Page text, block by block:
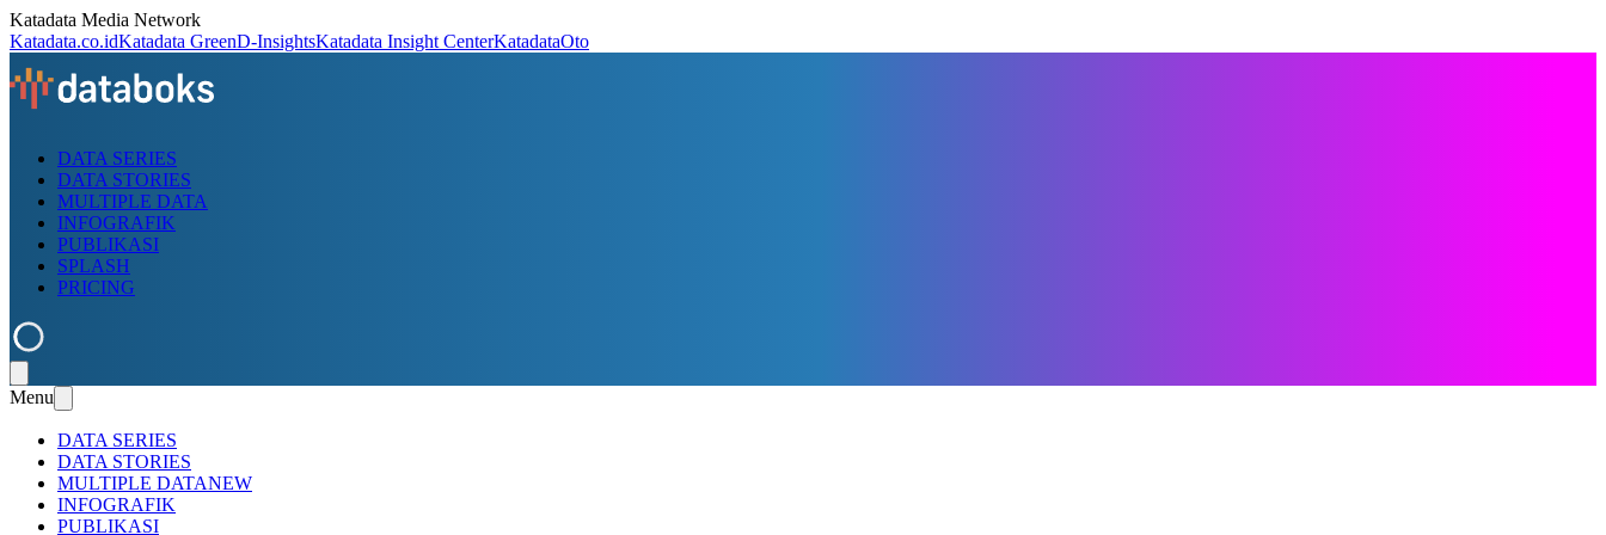
Katadata Media Network
Katadata.co.idKatadata GreenD-InsightsKatadata Insight CenterKatadataOto
DATA SERIES
DATA STORIES
MULTIPLE DATA
INFOGRAFIK
PUBLIKASI
SPLASH
PRICING
Menu
DATA SERIES
DATA STORIES
MULTIPLE DATANEW
INFOGRAFIK
PUBLIKASI